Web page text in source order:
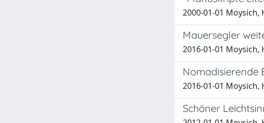
2000-01-01 Moysich,
Mauersegler
2016-01-01 Moysich,
Nomadisierende
2016-01-01 Moysich,
Schöner